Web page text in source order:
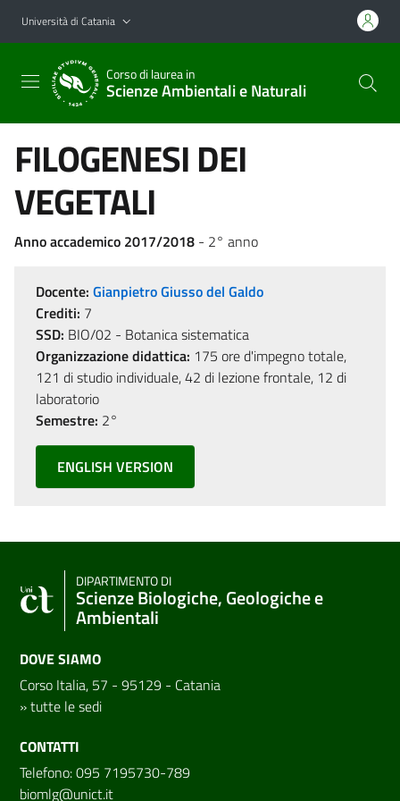
Vai al contenuto principale
Vai al menu di navigazione
Università di Catania
Corso di laurea in
Scienze Ambientali e Naturali
FILOGENESI DEI
VEGETALI
Anno accademico 2017/2018 - 2° anno
Docente: Gianpietro Giusso del Galdo
Crediti: 7
SSD: BIO/02 - Botanica sistematica
Organizzazione didattica: 175 ore d'impegno totale,
121 di studio individuale, 42 di lezione frontale, 12 di
laboratorio
Semestre: 2°
ENGLISH VERSION
DIPARTIMENTO DI
Scienze Biologiche, Geologiche e
Ambientali
DOVE SIAMO
Corso Italia, 57 - 95129 - Catania
»tutte le sedi
CONTATTI
Telefono: 095 7195730-789
biomlg@unict.it